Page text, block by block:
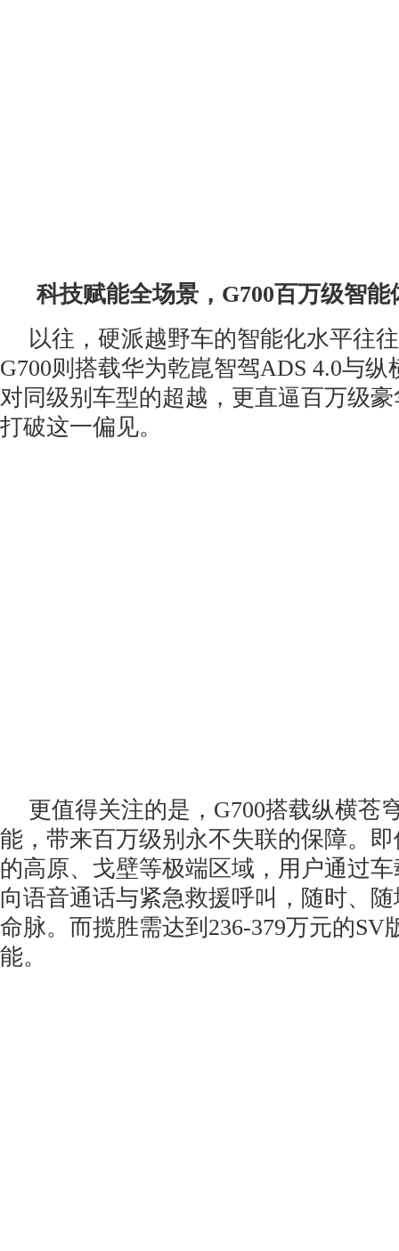
科技赋能全场景 ， G700百万级智
以往，硬派越野车的智能化水平往
G700则搭载华为乾崑智驾ADS 4.0与
对同级别车型的超越，更直逼百万级
打破这一偏见。
更值得关注的是，G700搭载纵横苍
能，带来百万级别永不失联的保障。
的高原、戈壁等极端区域，用户通过
向语音通话与紧急救援呼叫，随时、
命脉。而揽胜需达到236-379万元的SV
能。